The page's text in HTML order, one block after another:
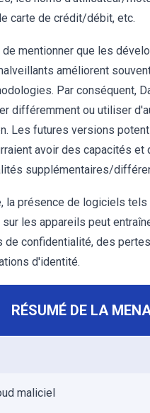
carte de crédit/débit, etc.
mentionner que les
améliorent
Par conséquent,
différemment ou utiliser
Les futures versions
avoir des capacités et
supplémentaires/
la présence de logiciels
sur les appareils peut
de confidentialité, des
d'identité.
RÉSUMÉ DE LA
maliciel